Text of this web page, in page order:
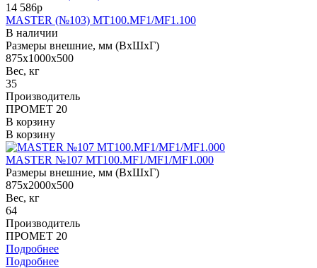
14 586р
MASTER (№103) MT100.MF1/MF1.100
В наличии
Размеры внешние, мм (ВхШхГ)
875x1000x500
Вес, кг
35
Производитель
ПРОМЕТ 20
В корзину
В корзину
MASTER №107 MT100.MF1/MF1/MF1.000
Размеры внешние, мм (ВхШхГ)
875x2000x500
Вес, кг
64
Производитель
ПРОМЕТ 20
Подробнее
Подробнее